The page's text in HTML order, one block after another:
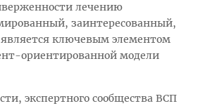
лечению
заинтересованный,
ключевым элементом
ориентированной модели
экспертного сообщества ВСП